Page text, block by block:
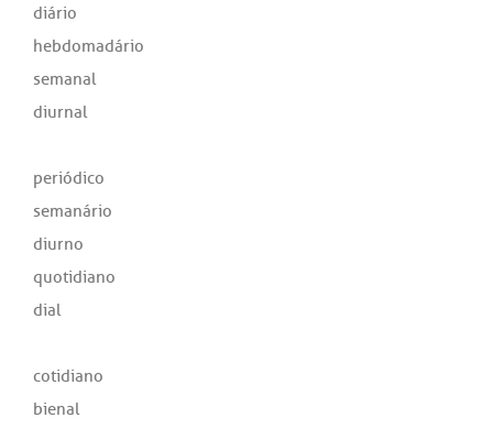
diário
hebdomadário
semanal
diurnal
periódico
semanário
diurno
quotidiano
dial
cotidiano
bienal